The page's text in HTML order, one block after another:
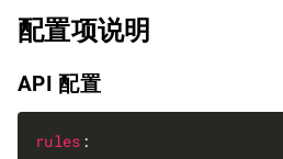
配置项说明
API 配置
rules